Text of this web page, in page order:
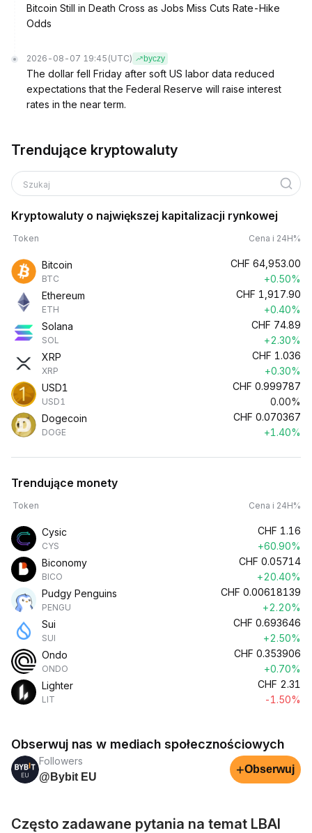
Bitcoin Still in Death Cross as Jobs Miss Cuts Rate-Hike
Odds
2026-08-07 19:45 (UTC) byczy
The dollar fell Friday after soft US labor data reduced
expectations that the Federal Reserve will raise interest
rates in the near term.
Trendujące kryptowaluty
Szukaj
Kryptowaluty o największej kapitalizacji rynkowej
Token Cena i 24H%
Bitcoin
BTC
CHF 64,953.00
+0.50%
Ethereum
ETH
CHF 1,917.90
+0.40%
Solana
SOL
CHF 74.89
+2.30%
XRP
XRP
CHF 1.036
+0.30%
USD1
USD1
CHF 0.999787
0.00%
Dogecoin
DOGE
CHF 0.070367
+1.40%
Trendujące monety
Token Cena i 24H%
Cysic
CYS
CHF 1.16
+60.90%
Biconomy
BICO
CHF 0.05714
+20.40%
Pudgy Penguins
PENGU
CHF 0.00618139
+2.20%
Sui
SUI
CHF 0.693646
+2.50%
Ondo
ONDO
CHF 0.353906
+0.70%
Lighter
LIT
CHF 2.31
-1.50%
Obserwuj nas w mediach społecznościowych
Followers
@Bybit EU
+Obserwuj
Często zadawane pytania na temat LBAI